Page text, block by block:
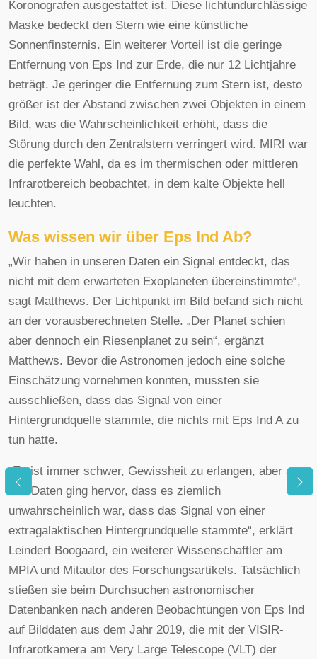
Koronografen ausgestattet ist. Diese lichtundurchlässige
Maske bedeckt den Stern wie eine künstliche
Sonnenfinsternis. Ein weiterer Vorteil ist die geringe
Entfernung von Eps Ind zur Erde, die nur 12 Lichtjahre
beträgt. Je geringer die Entfernung zum Stern ist, desto
größer ist der Abstand zwischen zwei Objekten in einem
Bild, was die Wahrscheinlichkeit erhöht, dass die
Störung durch den Zentralstern verringert wird. MIRI war
die perfekte Wahl, da es im thermischen oder mittleren
Infrarotbereich beobachtet, in dem kalte Objekte hell
leuchten.
Was wissen wir über Eps Ind Ab?
„Wir haben in unseren Daten ein Signal entdeckt, das
nicht mit dem erwarteten Exoplaneten übereinstimmte“,
sagt Matthews. Der Lichtpunkt im Bild befand sich nicht
an der vorausberechneten Stelle. „Der Planet schien
aber dennoch ein Riesenplanet zu sein“, ergänzt
Matthews. Bevor die Astronomen jedoch eine solche
Einschätzung vornehmen konnten, mussten sie
ausschließen, dass das Signal von einer
Hintergrundquelle stammte, die nichts mit Eps Ind A zu
tun hatte.
„Es ist immer schwer, Gewissheit zu erlangen, aber aus
den Daten ging hervor, dass es ziemlich
unwahrscheinlich war, dass das Signal von einer
extragalaktischen Hintergrundquelle stammte“, erklärt
Leindert Boogaard, ein weiterer Wissenschaftler am
MPIA und Mitautor des Forschungsartikels. Tatsächlich
stießen sie beim Durchsuchen astronomischer
Datenbanken nach anderen Beobachtungen von Eps Ind
auf Bilddaten aus dem Jahr 2019, die mit der VISIR-
Infrarotkamera am Very Large Telescope (VLT) der